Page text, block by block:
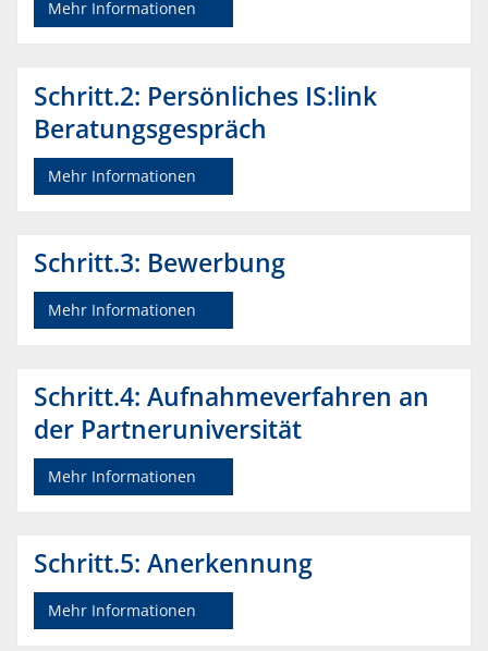
Mehr Informationen
Schritt.2: Persönliches IS:link
Beratungsgespräch
Mehr Informationen
Schritt.3: Bewerbung
Mehr Informationen
Schritt.4: Aufnahmeverfahren an
der Partneruniversität
Mehr Informationen
Schritt.5: Anerkennung
Mehr Informationen